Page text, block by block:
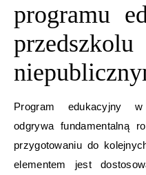
programu
przedszkolu
Program edukacyjny w
odgrywa fundamentalną
przygotowaniu do
elementem jest